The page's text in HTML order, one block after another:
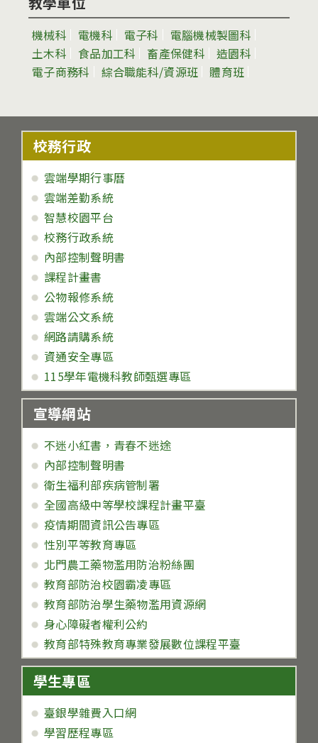
機械科 電機科 電子科
電腦機械製圖科
土木科
食品加工科 畜產保健科
造園科
電子商務科
綜合職能科/資源班 體育班
校務行政
雲端學期行事曆
雲端差勤系統
智慧校園平台
校務行政系統
內部控制聲明書
課程計畫書
公物報修系統
雲端公文系統
網路請購系統
資通安全專區
115學年電機科教師甄選專區
宣導網站
不迷小紅書，青春不迷途
內部控制聲明書
衛生福利部疾病管制署
全國高級中等學校課程計畫平臺
疫情期間資訊公告專區
性別平等教育專區
北門農工藥物濫用防治粉絲團
教育部防治校園霸凌專區
教育部防治學生藥物濫用資源網
身心障礙者權利公約
教育部特殊教育專業發展數位課程平臺
學生專區
臺銀學雜費入口網
學習歷程專區